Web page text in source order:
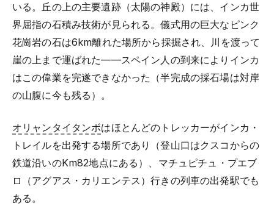
いる。丘の上の主要遺跡（太陽の神殿）には、インカ世
界屈指の石積み技術が見られる。儀式用の巨大なピンク
花崗岩の石は6km離れた場所から採掘され、川を渡って
崖の上まで運ばれた——スペイン人の到来によりインカ
はこの偉業を完遂できなかった（半完成の採石場は対岸
の山腹に今も残る）。
オリャンタイタンボはほとんどのトレッカーがインカ・
トレイルを出発する場所であり（登山口はクスコからの
鉄道沿いのKm82地点にある）、マチュピチュ・プエブ
ロ（アグアス・カリエンテス）行きの列車の出発駅でも
ある。